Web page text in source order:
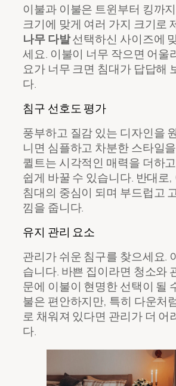
이불과 이불은 트윈부터 킹까
크기에 맞게 여러 가지 크기로
나무 다발선택하신 사이즈에
세요. 이불이 너무 작으면 어울
요가 너무 크면 침대가 답답해
다.
침구 선호도 평가
풍부하고 질감 있는 디자인을
니면 심플하고 차분한 스타일
퀼트는 시각적인 매력을 더하
쉽게 바꿀 수 있습니다. 반대로
침대의 중심이 되며 부드럽고
낌을 줍니다.
유지 관리 요소
관리가 쉬운 침구를 찾으세요.
습니다. 바쁜 집이라면 청소와
문에 이불이 현명한 선택이 될
불은 편안하지만, 특히 다운처
로 채워져 있다면 관리가 더 어
다.